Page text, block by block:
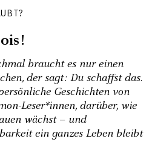
braucht es nur einen
der sagt: Du schaffst das.
Geschichten von
Leser*innen, darüber, wie
wächst – und
ein ganzes Leben bleibt